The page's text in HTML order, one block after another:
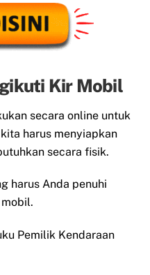
Kir Mobil
secara online untuk
harus menyiapkan
secara fisik.
harus Anda penuhi
Pemilik Kendaraan